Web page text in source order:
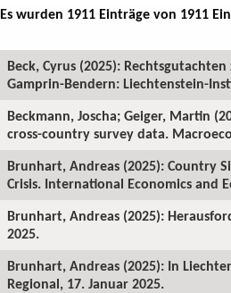
Es wurden 1911 Einträge von 1911
Beck, Cyrus (2025):
Gamprin-Bendern: Liechtenstein-
Beckmann, Joscha; Geiger, Martin
cross-country survey data.
Brunhart, Andreas (2025): Country
Crisis. International Economics and
Brunhart, Andreas (2025):
2025.
Brunhart, Andreas (2025): In
Regional, 17. Januar 2025.